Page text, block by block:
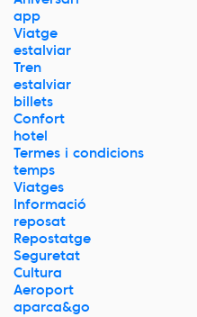
app
Viatge
estalviar
Tren
estalviar
billets
Confort
hotel
Termes i condicions
temps
Viatges
Informació
reposat
Repostatge
Seguretat
Cultura
Aeroport
aparca&go